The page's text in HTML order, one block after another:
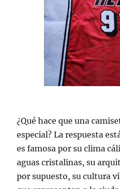
¿Qué hace que una
especial? La respuesta
es famosa por su clima
aguas cristalinas, su
por supuesto, su cultura